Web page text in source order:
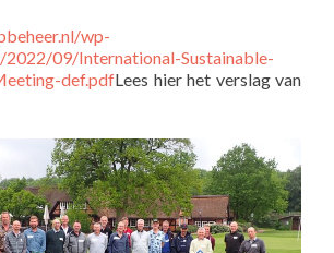
wp-
09/International-Sustainable-
def.pdfLees hier het verslag van